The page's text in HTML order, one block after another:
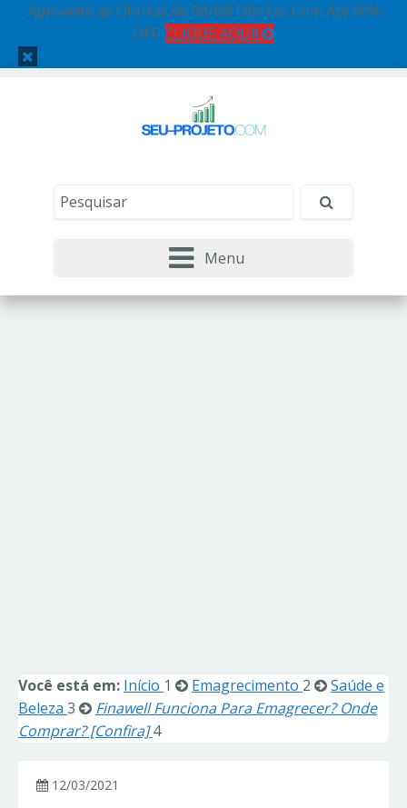
Aproveite as Ofertas de 08/08! Ofertas Com Até 60%
OFF! CLIQUE AQUI!
Menu
Você está em: Início 1 Emagrecimento 2
Saúde e
Beleza 3
Finawell Funciona Para Emagrecer? Onde
Comprar? [Confira] 4
12/03/2021